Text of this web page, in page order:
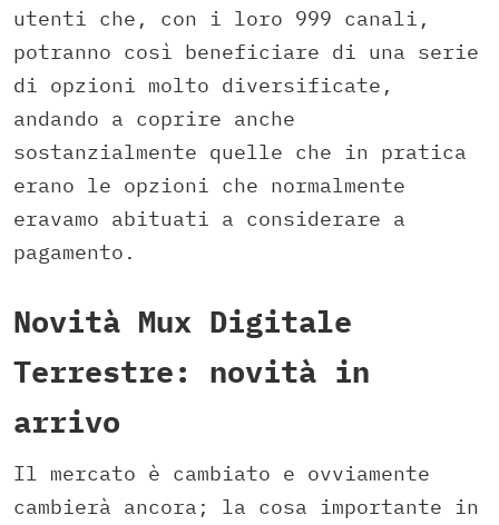
utenti che, con i loro 999 canali,
potranno così beneficiare di una serie
di opzioni molto diversificate,
andando a coprire anche
sostanzialmente quelle che in pratica
erano le opzioni che normalmente
eravamo abituati a considerare a
pagamento.
Novità Mux Digitale
Terrestre: novità in
arrivo
Il mercato è cambiato e ovviamente
cambierà ancora; la cosa importante in